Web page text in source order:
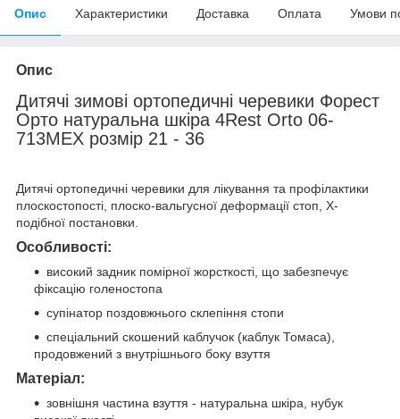
Опис Характеристики Доставка Оплата Умови
Опис
Дитячі зимові ортопедичні черевики Форест
Орто натуральна шкіра 4Rest Orto 06-
713MEX розмір 21 - 36
Дитячі ортопедичні черевики для лікування та профілактики
плоскостопості, плоско-вальгусної деформації стоп, Х-
подібної постановки.
Особливості:
високий задник помірної жорсткості, що забезпечує
фіксацію голеностопа
супінатор поздовжнього склепіння стопи
спеціальний скошений каблучок (каблук Томаса),
продовжений з внутрішнього боку взуття
Матеріал:
зовнішня частина взуття - натуральна шкіра, нубук